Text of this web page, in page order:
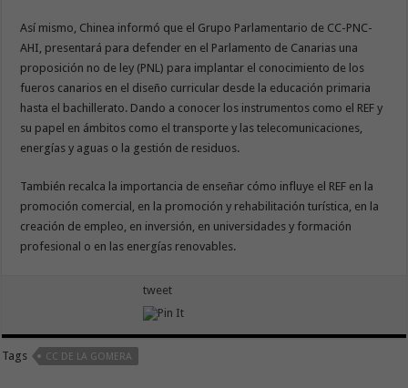
Así mismo, Chinea informó que el Grupo Parlamentario de CC-PNC-
AHI, presentará para defender en el Parlamento de Canarias una
proposición no de ley (PNL) para implantar el conocimiento de los
fueros canarios en el diseño curricular desde la educación primaria
hasta el bachillerato. Dando a conocer los instrumentos como el REF y
su papel en ámbitos como el transporte y las telecomunicaciones,
energías y aguas o la gestión de residuos.
También recalca la importancia de enseñar cómo influye el REF en la
promoción comercial, en la promoción y rehabilitación turística, en la
creación de empleo, en inversión, en universidades y formación
profesional o en las energías renovables.
tweet
Tags CC DE LA GOMERA